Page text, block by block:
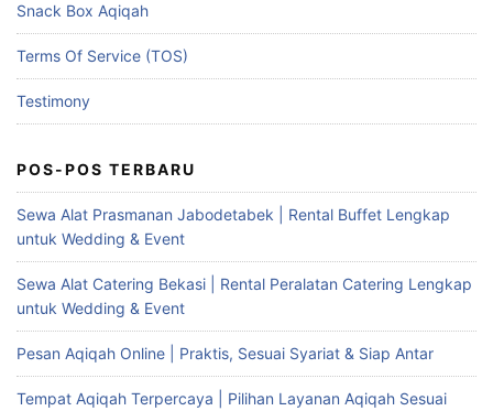
Snack Box Aqiqah
Terms Of Service (TOS)
Testimony
POS-POS TERBARU
Sewa Alat Prasmanan Jabodetabek | Rental Buffet Lengkap
untuk Wedding & Event
Sewa Alat Catering Bekasi | Rental Peralatan Catering Lengkap
untuk Wedding & Event
Pesan Aqiqah Online | Praktis, Sesuai Syariat & Siap Antar
Tempat Aqiqah Terpercaya | Pilihan Layanan Aqiqah Sesuai